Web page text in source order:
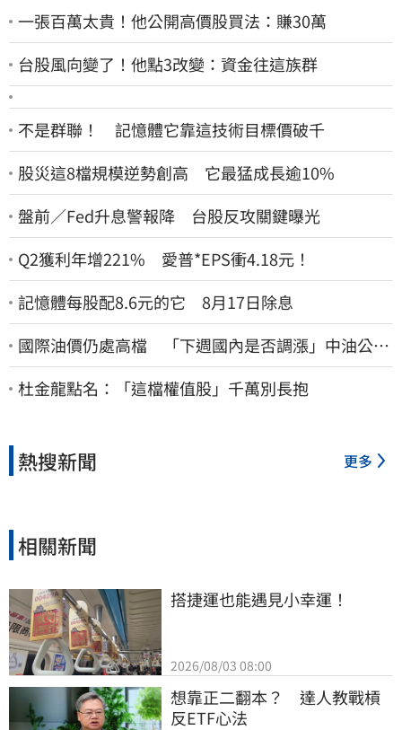
一張百萬太貴！他公開高價股買法：賺30萬
台股風向變了！他點3改變：資金往這族群
不是群聯！ 記憶體它靠這技術目標價破千
股災這8檔規模逆勢創高 它最猛成長逾10%
盤前／Fed升息警報降 台股反攻關鍵曝光
Q2獲利年增221% 愛普*EPS衝4.18元！
記憶體每股配8.6元的它 8月17日除息
國際油價仍處高檔 「下週國內是否調漲」中油公布
了
杜金龍點名：「這檔權值股」千萬別長抱
熱搜新聞 更多
相關新聞
搭捷運也能遇見小幸運！
2026/08/03 08:00
想靠正二翻本？　達人教戰槓
反ETF心法